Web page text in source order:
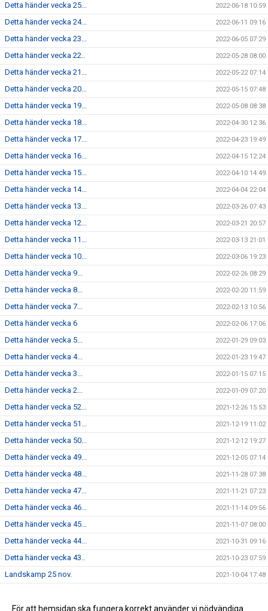
Detta händer vecka 25... 2022-06-18 10:59
Detta händer vecka 24... 2022-06-11 09:16
Detta händer vecka 23... 2022-06-05 07:29
Detta händer vecka 22.. 2022-05-28 08:00
Detta händer vecka 21... 2022-05-22 07:14
Detta händer vecka 20... 2022-05-15 07:48
Detta händer vecka 19... 2022-05-08 08:38
Detta händer vecka 18... 2022-04-30 12:36
Detta händer vecka 17... 2022-04-23 19:49
Detta händer vecka 16... 2022-04-15 12:24
Detta händer vecka 15... 2022-04-10 14:49
Detta händer vecka 14... 2022-04-04 22:04
Detta händer vecka 13... 2022-03-26 07:43
Detta händer vecka 12... 2022-03-21 20:57
Detta händer vecka 11... 2022-03-13 21:01
Detta händer vecka 10... 2022-03-06 19:23
Detta händer vecka 9... 2022-02-26 08:29
Detta händer vecka 8... 2022-02-20 11:59
Detta händer vecka 7... 2022-02-13 10:56
Detta händer vecka 6 2022-02-06 17:06
Detta händer vecka 5... 2022-01-29 09:03
Detta händer vecka 4... 2022-01-23 19:47
Detta händer vecka 3... 2022-01-15 07:15
Detta händer vecka 2... 2022-01-09 07:20
Detta händer vecka 52... 2021-12-26 15:53
Detta händer vecka 51... 2021-12-19 11:02
Detta händer vecka 50... 2021-12-12 19:27
Detta händer vecka 49... 2021-12-05 07:14
Detta händer vecka 48... 2021-11-28 07:38
Detta händer vecka 47... 2021-11-21 07:23
Detta händer vecka 46... 2021-11-14 09:56
Detta händer vecka 45... 2021-11-07 08:00
Detta händer vecka 44... 2021-10-31 09:16
Detta händer vecka 43.. 2021-10-23 07:59
Landskamp 25 nov. 2021-10-04 17:48
Skridsko och korvgrillning 2021-02-02 19:33
För att hemsidan ska fungera korrekt använder vi nödvändiga